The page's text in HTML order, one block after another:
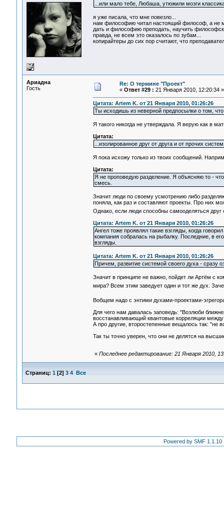
...или мало тебе, Любаша, утюжили мозги
я уже писала, что мне повезло...
нам философию читал настоящий философ, а не
дать и философию преподать, научить
правда, не всем это оказалось по зубам...
копирайтеры до сих пор считают, что
Ариадна
Гость
Re: О термине "Проект"
« Ответ #29 : 21 Января 2010, 12:20:34 »
Цитата: Artem K. от 21 Января 2010, 01:26:26
Ты исходишь из неверной предпосылки о том,
Я такого никогда не утверждала. Я верую как в
Цитата:
...изолированное друг от друга и от прочих
Я пока исхожу только из твоих сообщений.
Цитата:
Я не проповедую разделение. Я объясняю то -
смесь.
Значит люди по своему усмотрению либо
поняла, как раз и составляют проекты. Про них
Однако, если люди способны самооделяться
Цитата: Artem K. от 21 Января 2010, 01:26:26
Ангел тоже проявлял такие взгляды, когда
компания собралась на рыбалку. Последние, в
взгляды.
Цитата: Artem K. от 21 Января 2010, 01:26:26
Причем, развитие системой своего духа - сразу
Значит в принципе не важно, пойдет ли Артём с
мира? Всем этим заведует один и тот же дух.
Вобщем надо с энтими духами-проектами-
Для чего нам давалась заповедь: "Возлюби
восстанавливающий квантовые корреляции
А про другие, второстепенные вещалось так: "не
Так ты точно уверен, что они не делятся на
« Последнее редактирование: 21 Января 2010,
Страниц: 1 [2] 3 4 Все
Powered by SMF 1.1.10